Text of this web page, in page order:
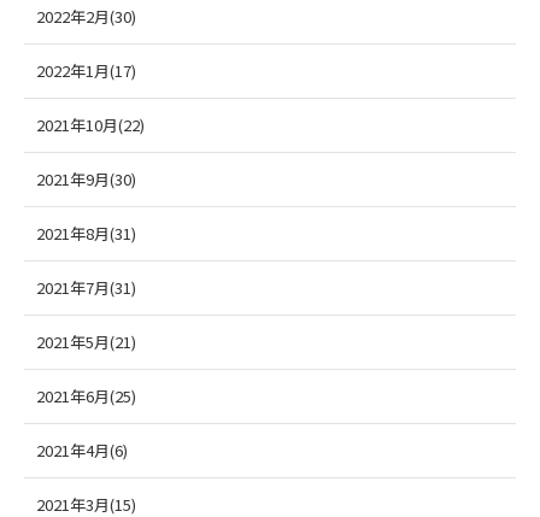
2022年2月(30)
2022年1月(17)
2021年10月(22)
2021年9月(30)
2021年8月(31)
2021年7月(31)
2021年5月(21)
2021年6月(25)
2021年4月(6)
2021年3月(15)